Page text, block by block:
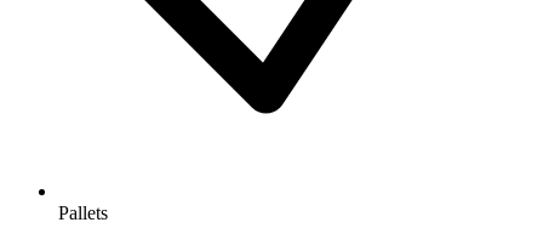
Pallets